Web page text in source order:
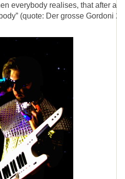
everybody realises, that after all
(quote: Der grosse Gordoni